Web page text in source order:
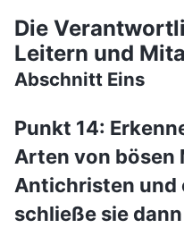
Die
Leitern und
Abschnitt Eins
Punkt 14:
Arten von bösen
Antichristen und
schließe sie